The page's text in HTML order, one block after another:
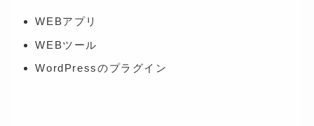
WEBアプリ
WEBツール
WordPressのプラグイン